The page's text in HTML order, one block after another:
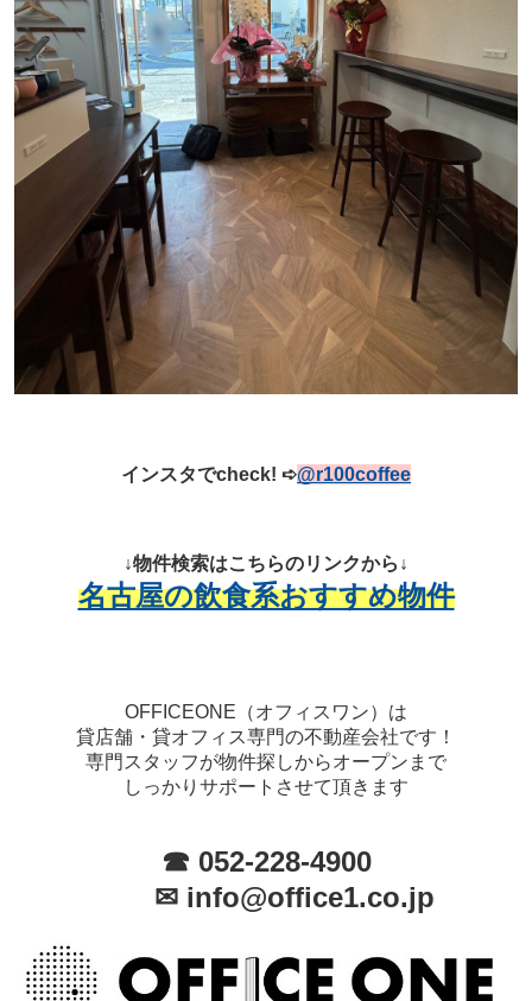
インスタでcheck! ➪@r100coffee
↓物件検索はこちらのリンクから↓
名古屋の飲食系おすすめ物件
OFFICEONE（オフィスワン）は
貸店舗・貸オフィス専門の不動産会社です！
専門スタッフが物件探しからオープンまで
しっかりサポートさせて頂きます
☎ 052-228-4900
✉ info@office1.co.jp